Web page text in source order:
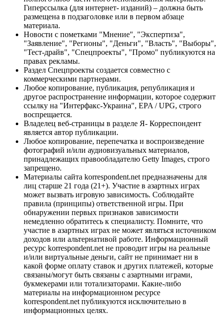
Гиперссылка (для интернет- изданий) – должна быть
размещена в подзаголовке или в первом абзаце
материала.
Новости с пометками "Мнение", "Экспертиза",
"Заявление", "Регионы", "Деньги", "Власть", "Выборы",
"Тест-драйв", "Спецпроекты", "Промо" публикуются на
правах рекламы.
Раздел Спецпроекты создается совместно с
коммерческими партнерами.
Любое копирование, публикация, републикация и
другое распространение информации, которое содержит
ссылку на "Интерфакс-Украина", EPA / UPG, строго
воспрещается.
Владелец веб-страницы в разделе Я- Корреспондент
является автор публикации.
Любое копирование, перепечатка и воспроизведение
фотографий и/или аудиовизуальных материалов,
принадлежащих правообладателю Getty Images, строго
запрещено.
Материалы сайта korrespondent.net предназначены для
лиц старше 21 года (21+). Участие в азартных играх
может вызвать игровую зависимость. Соблюдайте
правила (принципы) ответственной игры. При
обнаружении первых признаков зависимости
немедленно обратитесь к специалисту. Помните, что
участие в азартных играх не может являться источником
доходов или альтернативой работе. Информационный
ресурс korrespondent.net не проводит игры на реальные
и/или виртуальные деньги, сайт не принимает ни в
какой форме оплату ставок и других платежей, которые
связаны/могут быть связаны с азартными играми,
букмекерами или тотализаторами. Какие-либо
материалы на информационном ресурсе
korrespondent.net публикуются исключительно в
информационных целях.